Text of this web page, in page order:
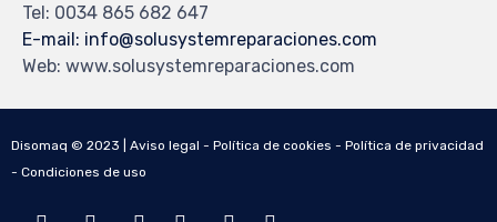
Tel: 0034 865 682 647
E-mail: info@solusystemreparaciones.com
Web: www.solusystemreparaciones.com
Disomaq © 2023 | Aviso legal - Política de cookies - Política de privacidad
- Condiciones de uso